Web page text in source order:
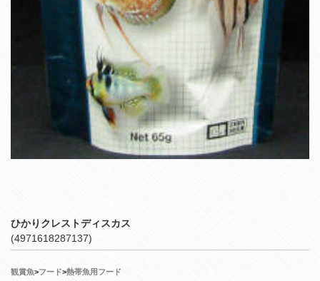
ひかりクレストディスカス
(4971618287137)
観賞魚>フード>熱帯魚用フード